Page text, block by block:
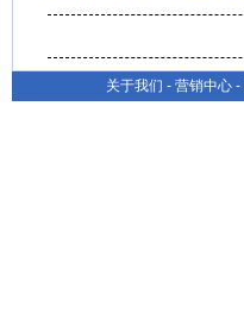
关于我们 - 营销中心 -